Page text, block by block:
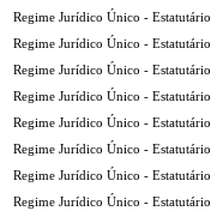
Regime Jurídico Único - Estatutário
Regime Jurídico Único - Estatutário
Regime Jurídico Único - Estatutário
Regime Jurídico Único - Estatutário
Regime Jurídico Único - Estatutário
Regime Jurídico Único - Estatutário
Regime Jurídico Único - Estatutário
Regime Jurídico Único - Estatutário